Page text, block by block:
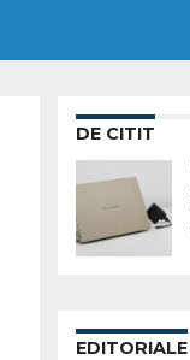
DE CITIT
EDITORIALE